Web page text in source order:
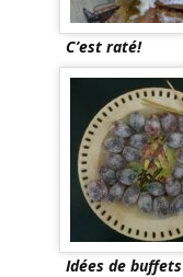
C’est raté!
Idées de buffets